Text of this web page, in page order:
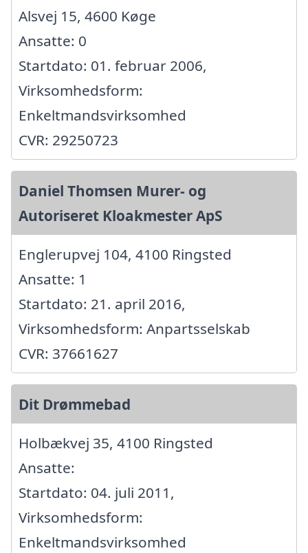
Alsvej 15, 4600 Køge
Ansatte: 0
Startdato: 01. februar 2006,
Virksomhedsform:
Enkeltmandsvirksomhed
CVR: 29250723
Daniel Thomsen Murer- og
Autoriseret Kloakmester ApS
Englerupvej 104, 4100 Ringsted
Ansatte: 1
Startdato: 21. april 2016,
Virksomhedsform: Anpartsselskab
CVR: 37661627
Dit Drømmebad
Holbækvej 35, 4100 Ringsted
Ansatte:
Startdato: 04. juli 2011,
Virksomhedsform:
Enkeltmandsvirksomhed